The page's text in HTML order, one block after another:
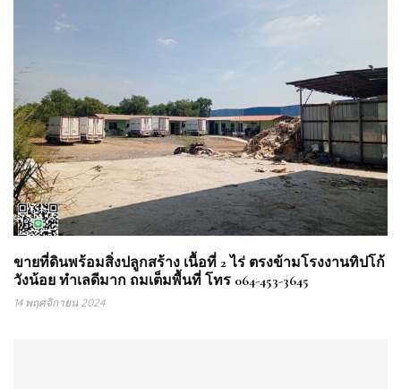
ขายที่ดินพร้อมสิ่งปลูกสร้าง เนื้อที่ 2 ไร่ ตรงข้ามโรงงานทิปโก้
วังน้อย ทำเลดีมาก ถมเต็มพื้นที่ โทร 064-453-3645
14 พฤศจิกายน 2024